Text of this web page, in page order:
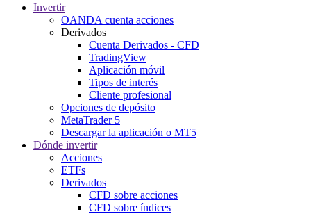
Invertir
OANDA cuenta acciones
Derivados
Cuenta Derivados - CFD
TradingView
Aplicación móvil
Tipos de interés
Cliente profesional
Opciones de depósito
MetaTrader 5
Descargar la aplicación o MT5
Dónde invertir
Acciones
ETFs
Derivados
CFD sobre acciones
CFD sobre índices